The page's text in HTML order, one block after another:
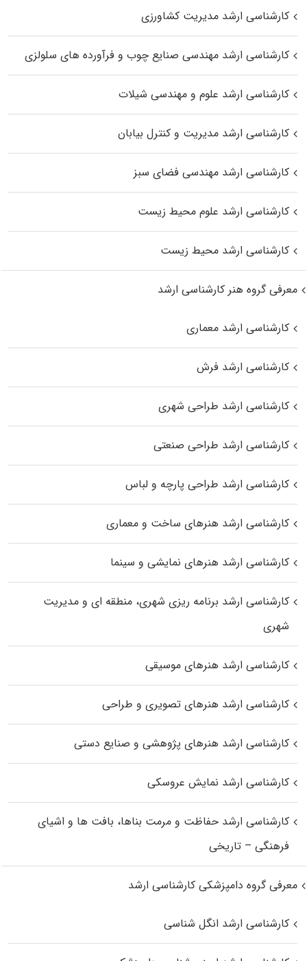
کارشناسی ارشد مدیریت کشاورزی
کارشناسی ارشد مهندسی صنایع چوب و فرآورده‌ های سلولزی
کارشناسی ارشد علوم و مهندسی شیلات
کارشناسی ارشد مدیریت و کنترل بیابان
کارشناسی ارشد مهندسی فضای سبز
کارشناسی ارشد علوم محیط‌ زیست
کارشناسی ارشد محیط زیست
معرفی گروه هنر کارشناسی ارشد
کارشناسی ارشد معماری
کارشناسی ارشد فرش
کارشناسی ارشد طراحی شهری
کارشناسی ارشد طراحی صنعتی
کارشناسی ارشد طراحی پارچه و لباس
کارشناسی ارشد هنرهای ساخت و معماری
کارشناسی ارشد هنرهای نمایشی و سینما
کارشناسی ارشد برنامه ریزی شهری، منطقه‌ ای و مدیریت
شهری
کارشناسی ارشد هنرهای موسیقی
کارشناسی ارشد هنرهای تصویری و طراحی
کارشناسی ارشد هنرهای پژوهشی و صنایع دستی
کارشناسی ارشد نمایش عروسکی
کارشناسی ارشد حفاظت و مرمت بناها، بافت‌ ها و اشیای
فرهنگی – تاریخی
معرفی گروه دامپزشکی کارشناسی ارشد
کارشناسی ارشد انگل شناسی